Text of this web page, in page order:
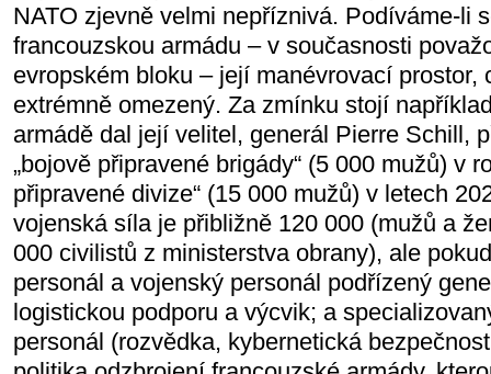
NATO zjevně velmi nepříznivá. Podíváme-li
francouzskou armádu – v současnosti
evropském bloku – její manévrovací prostor,
extrémně omezený. Za zmínku stojí
armádě dal její velitel, generál Pierre Schill,
„bojově připravené brigády“ (5 000 mužů) v
připravené divize“ (15 000 mužů) v letech
vojenská síla je přibližně 120 000 (mužů a
000 civilistů z ministerstva obrany), ale
personál a vojenský personál podřízený
logistickou podporu a výcvik; a
personál (rozvědka, kybernetická